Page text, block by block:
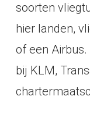
soorten
hier landen,
of een
bij KLM,